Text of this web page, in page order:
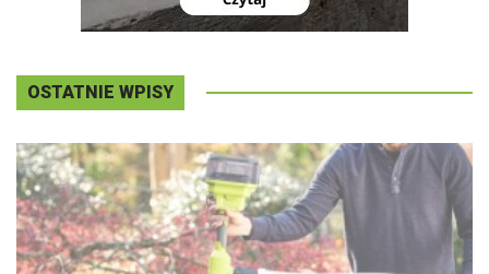
OSTATNIE WPISY